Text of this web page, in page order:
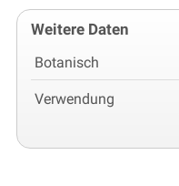
Weitere Daten
Botanisch
Verwendung